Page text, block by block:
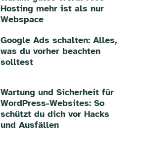
Hosting mehr ist als nur
Webspace
Google Ads schalten: Alles,
was du vorher beachten
solltest
Wartung und Sicherheit für
WordPress-Websites: So
schützt du dich vor Hacks
und Ausfällen